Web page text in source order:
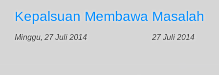
Kepalsuan Membawa Masalah
Minggu, 27 Juli 2014 27 Juli 2014